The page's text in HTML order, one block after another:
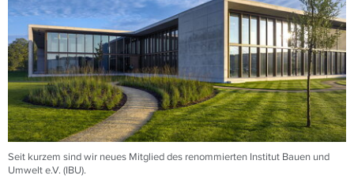
Seit kurzem sind wir neues Mitglied des renommierten Institut Bauen und
Umwelt e.V. (IBU).